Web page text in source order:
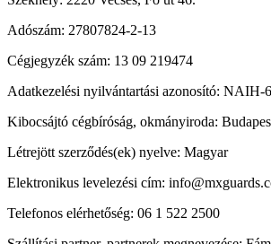
Adószám: 27807824-2-13
Cégjegyzék szám: 13 09 219474
Adatkezelési nyilvántartási azonosító: NAIH-
Kibocsájtó cégbíróság, okmányiroda:
Létrejött szerződés(ek) nyelve: Magyar
Elektronikus levelezési cím:
Telefonos elérhetőség: 06 1 522 2500